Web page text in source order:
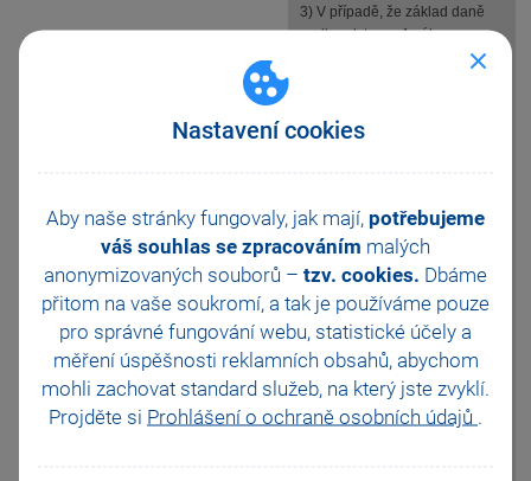
Nastavení cookies
Aby naše stránky fungovaly, jak mají, potřebujeme
váš souhlas se zpracováním malých
anonymizovaných souborů – tzv. cookies. Dbáme
přitom na vaše soukromí, a tak je používáme pouze
pro správné fungování webu, statistické účely a
měření úspěšnosti reklamních obsahů, abychom
mohli zachovat standard služeb, na který jste zvyklí.
Projděte si Prohlášení o ochraně osobních údajů .
3) V případě, že základ daně
podle odstavce 1 zákona o
uskutečnění zdanitelného
plnění tytéž sazby daně, a to
pro tu část z přijaté úplaty,
kterou vznikl nebo byl navýšen
kladný rozdíl mezi souhrnem
základů daně podle § 36 odst.
2 a základem daně podle § 36
odst. 1 zákona o dani z přidané
hodnoty. Obdobně se
postupuje, byly-li uplatněny
různé kurzy pro přepočet cizí